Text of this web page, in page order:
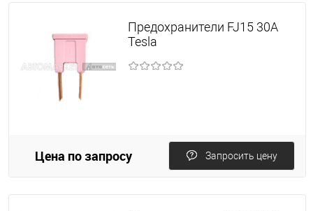
Предохранители FJ15 30A
Tesla
Цена по запросу Запросить цену